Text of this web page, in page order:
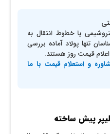
یا خطوط انتقال به
تنها پولاد آماده بررسی
اعلام قیمت روز هستند.
و استعلام قیمت با ما
پیش ساخته